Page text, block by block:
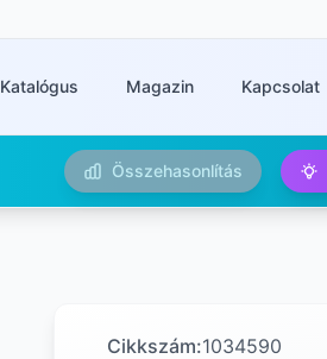
Katalógus Magazin Kapcsolat
Összehasonlítás
Cikkszám:1034590